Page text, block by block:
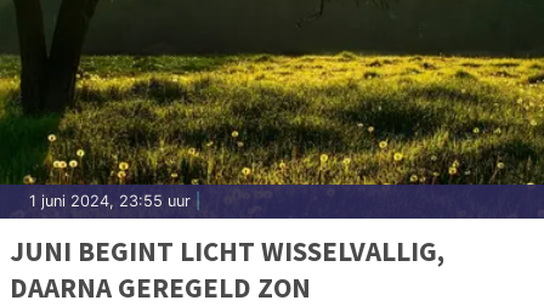
1 juni 2024, 23:55 uur
JUNI BEGINT LICHT WISSELVALLIG,
DAARNA GEREGELD ZON